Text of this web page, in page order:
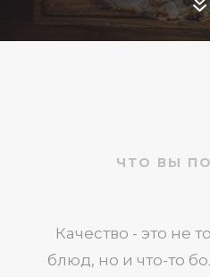
ЧТО ВЫ
Качество - это не
блюд, но и что-то